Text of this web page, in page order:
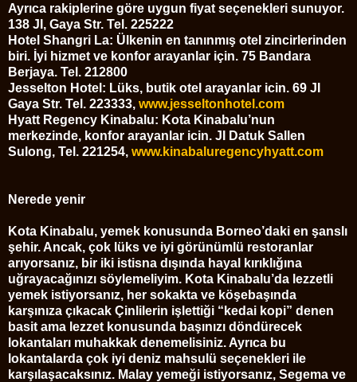
Ayrıca rakiplerine göre uygun fiyat seçenekleri sunuyor.
138 JI, Gaya Str. Tel. 225222
Hotel Shangri La: Ülkenin en tanınmış otel zincirlerinden
biri. İyi hizmet ve konfor arayanlar için. 75 Bandara
Berjaya. Tel. 212800
Jesselton Hotel: Lüks, butik otel arayanlar icin. 69 JI
Gaya Str. Tel. 223333, www.jesseltonhotel.com
Hyatt Regency Kinabalu: Kota Kinabalu’nun
merkezinde, konfor arayanlar icin. JI Datuk Sallen
Sulong, Tel. 221254, www.kinabaluregencyhyatt.com
Nerede yenir
Kota Kinabalu, yemek konusunda Borneo’daki en şanslı
şehir. Ancak, çok lüks ve iyi görünümlü restoranlar
arıyorsanız, bir iki istisna dışında hayal kırıklığına
uğrayacağınızı söylemeliyim. Kota Kinabalu’da lezzetli
yemek istiyorsanız, her sokakta ve köşebaşında
karşınıza çıkacak Çinlilerin işlettiği “kedai kopi” denen
basit ama lezzet konusunda başınızı döndürecek
lokantaları muhakkak denemelisiniz. Ayrıca bu
lokantalarda çok iyi deniz mahsulü seçenekleri ile
karşılaşacaksınız. Malay yemeği istiyorsanız, Segema ve